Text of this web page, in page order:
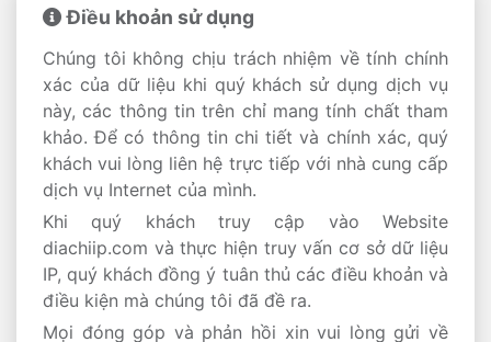
Điều khoản sử dụng
Chúng tôi không chịu trách nhiệm về tính chính
xác của dữ liệu khi quý khách sử dụng dịch vụ
này, các thông tin trên chỉ mang tính chất tham
khảo. Để có thông tin chi tiết và chính xác, quý
khách vui lòng liên hệ trực tiếp với nhà cung cấp
dịch vụ Internet của mình.
Khi quý khách truy cập vào Website
diachiip.com và thực hiện truy vấn cơ sở dữ liệu
IP, quý khách đồng ý tuân thủ các điều khoản và
điều kiện mà chúng tôi đã đề ra.
Mọi đóng góp và phản hồi xin vui lòng gửi về